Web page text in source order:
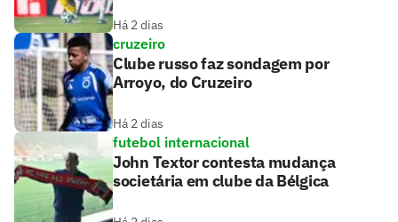
Há 2 dias
cruzeiro
Clube russo faz sondagem por
Arroyo, do Cruzeiro
Há 2 dias
futebol internacional
John Textor contesta mudança
societária em clube da Bélgica